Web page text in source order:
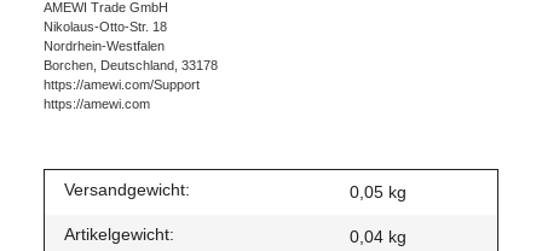
AMEWI Trade GmbH
Nikolaus-Otto-Str. 18
Nordrhein-Westfalen
Borchen, Deutschland, 33178
https://amewi.com/Support
https://amewi.com
Versandgewicht: 0,05 kg
Artikelgewicht: 0,04 kg